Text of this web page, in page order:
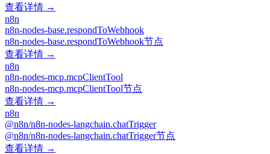
查看详情 →
n8n
n8n-nodes-base.respondToWebhook
n8n-nodes-base.respondToWebhook节点
查看详情 →
n8n
n8n-nodes-mcp.mcpClientTool
n8n-nodes-mcp.mcpClientTool节点
查看详情 →
n8n
@n8n/n8n-nodes-langchain.chatTrigger
@n8n/n8n-nodes-langchain.chatTrigger节点
查看详情 →